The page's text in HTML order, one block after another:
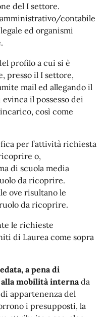
del I settore.
contabile
ed organismi
profilo a cui si è
presso il I settore,
mail ed allegando il
il possesso dei
così come
per l’attività richiesta
o,
di scuola media
da ricoprire.
ove risultano le
da ricoprire.
le richieste
di Laurea come sopra
a pena di
mobilità interna da
appartenenza del
i presupposti, la